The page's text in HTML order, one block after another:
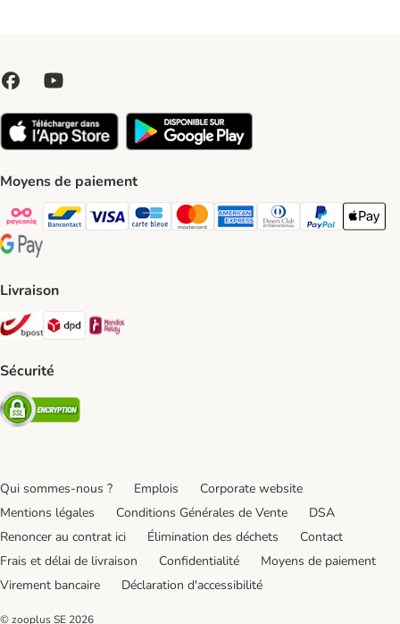
Moyens de paiement
Payconiq Payment Method
bancontact Payment Method
Visa Payment Method
carte bleue Payment Method
Master card Payment Method
American express Payment
Diners club Payment
Paypal Payment
Apple
Google Pay Payment Method
Livraison
Bpost Shipping Method
DPD Shipping Method
Sécurité
Security
Qui sommes-nous ? Emplois
Corporate website
Mentions légales
Conditions Générales de Vente
DSA
Renoncer au contrat ici
Élimination des déchets
Contact
Frais et délai de livraison
Confidentialité
Moyens de paiement
Virement bancaire
Déclaration d'accessibilité
© zooplus SE 2026